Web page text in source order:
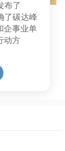
布了
了碳达峰
企事业单
动方